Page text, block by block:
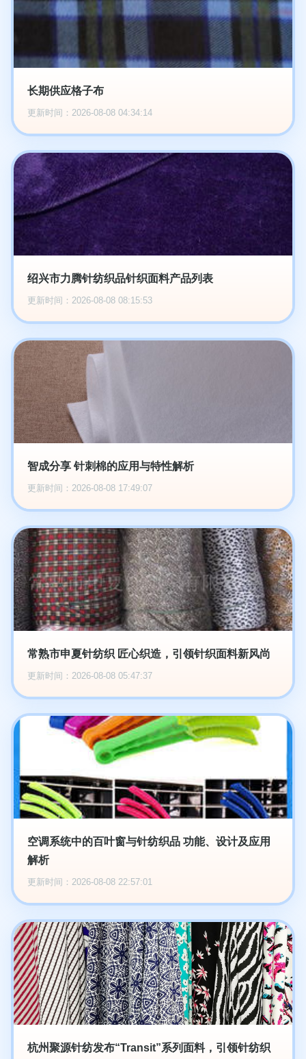
长期供应格子布
更新时间：2026-08-08 04:34:14
绍兴市力腾针纺织品针织面料产品列表
更新时间：2026-08-08 08:15:53
智成分享 针刺棉的应用与特性解析
更新时间：2026-08-08 17:49:07
常熟市申夏针纺织 匠心织造，引领针织面料新风尚
更新时间：2026-08-08 05:47:37
空调系统中的百叶窗与针纺织品 功能、设计及应用
解析
更新时间：2026-08-08 22:57:01
杭州聚源针纺发布“Transit”系列面料，引领针纺织